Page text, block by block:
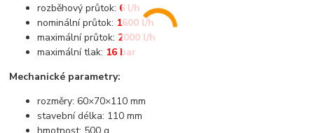
rozběhový průtok: 6 l/h
nominální průtok: 1600 l/h
maximální průtok: 2000 l/h
maximální tlak: 16 bar
Mechanické parametry:
rozměry: 60×70×110 mm
stavební délka: 110 mm